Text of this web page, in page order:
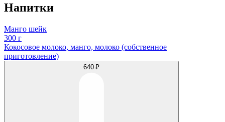
Напитки
Манго шейк
300 г
Кокосовое молоко, манго, молоко (собственное
приготовление)
640 ₽